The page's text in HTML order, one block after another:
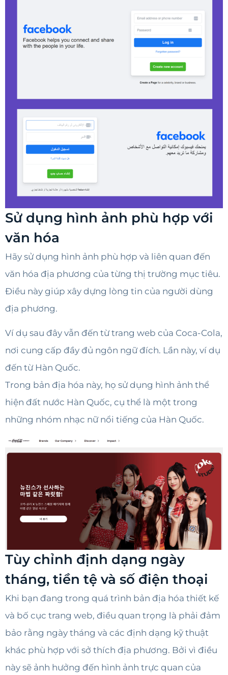
Sử dụng hình ảnh phù hợp với
văn hóa
Hãy sử dụng hình ảnh phù hợp và liên quan đến
văn hóa địa phương của từng thị trường mục tiêu.
Điều này giúp xây dựng lòng tin của người dùng
địa phương.
Ví dụ sau đây vẫn đến từ trang web của Coca-Cola,
nơi cung cấp đầy đủ ngôn ngữ đích. Lần này, ví dụ
đến từ Hàn Quốc.
Trong bản địa hóa này, họ sử dụng hình ảnh thể
hiện đất nước Hàn Quốc, cụ thể là một trong
những nhóm nhạc nữ nổi tiếng của Hàn Quốc.
Tùy chỉnh định dạng ngày
tháng, tiền tệ và số điện thoại
Khi bạn đang trong quá trình bản địa hóa thiết kế
và bố cục trang web, điều quan trọng là phải đảm
bảo rằng ngày tháng và các định dạng kỹ thuật
khác phù hợp với sở thích địa phương. Bởi vì điều
này sẽ ảnh hưởng đến hình ảnh trực quan của